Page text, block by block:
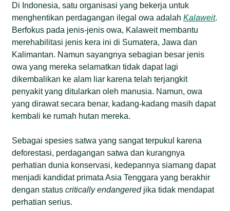
Di Indonesia, satu organisasi yang bekerja untuk
menghentikan perdagangan ilegal owa adalahKalaweit.
Berfokus pada jenis-jenis owa, Kalaweit membantu
merehabilitasi jenis kera ini di Sumatera, Jawa dan
Kalimantan. Namun sayangnya sebagian besar jenis
owa yang mereka selamatkan tidak dapat lagi
dikembalikan ke alam liar karena telah terjangkit
penyakit yang ditularkan oleh manusia. Namun, owa
yang dirawat secara benar, kadang-kadang masih dapat
kembali ke rumah hutan mereka.
Sebagai spesies satwa yang sangat terpukul karena
deforestasi, perdagangan satwa dan kurangnya
perhatian dunia konservasi, kedepannya siamang dapat
menjadi kandidat primata Asia Tenggara yang berakhir
dengan statuscritically endangered jika tidak mendapat
perhatian serius.